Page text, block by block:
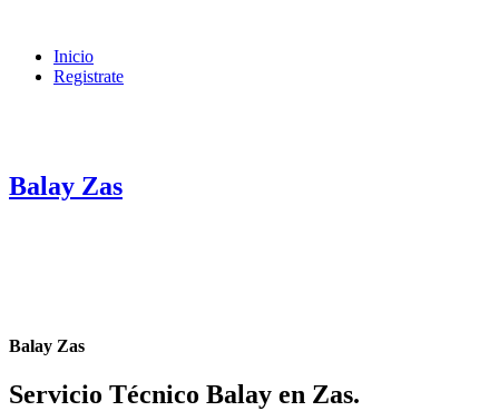
Inicio
Registrate
Balay Zas
Balay Zas
Servicio Técnico Balay en Zas.